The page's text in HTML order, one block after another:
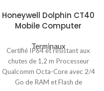
Honeywell Dolphin CT40
Mobile Computer
Terminaux
Certifié IP64 et résistant aux
chutes de 1,2 m Processeur
Qualcomm Octa-Core avec 2/4
Go de RAM et Flash de